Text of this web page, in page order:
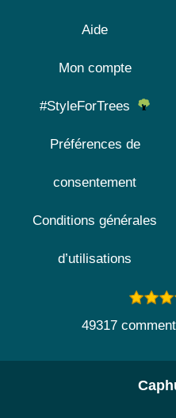
Aide
Mon compte
#StyleForTrees
Préférences de
consentement
Conditions générales
d’utilisations
49317